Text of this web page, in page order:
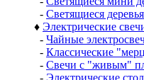
- Светящиеся
♦ Электрические
- Чайные
- Классические
- Свечи с "живым"
- Электрические